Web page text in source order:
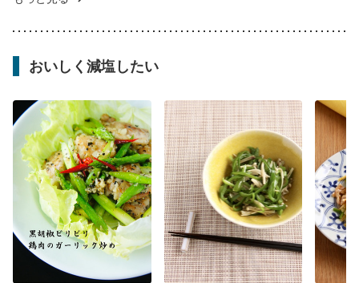
おいしく減塩したい